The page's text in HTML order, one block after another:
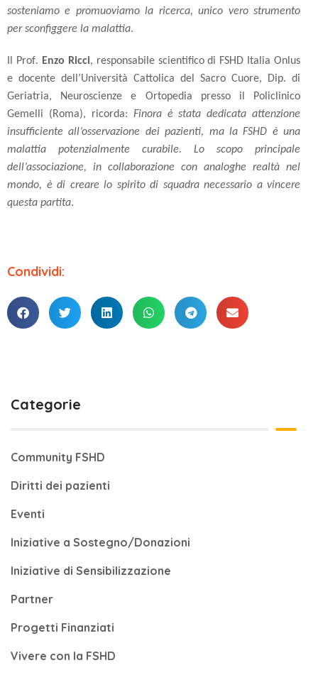
sosteniamo e promuoviamo la ricerca, unico vero strumento
per sconfiggere la malattia.
Il Prof. Enzo Ricci, responsabile scientifico di FSHD Italia Onlus
e docente dell’Università Cattolica del Sacro Cuore, Dip. di
Geriatria, Neuroscienze e Ortopedia presso il Policlinico
Gemelli (Roma), ricorda: Finora è stata dedicata attenzione
insufficiente all’osservazione dei pazienti, ma la FSHD è una
malattia potenzialmente curabile. Lo scopo principale
dell’associazione, in collaborazione con analoghe realtà nel
mondo, è di creare lo spirito di squadra necessario a vincere
questa partita.
Condividi:
Categorie
Community FSHD
Diritti dei pazienti
Eventi
Iniziative a Sostegno/Donazioni
Iniziative di Sensibilizzazione
Partner
Progetti Finanziati
Vivere con la FSHD